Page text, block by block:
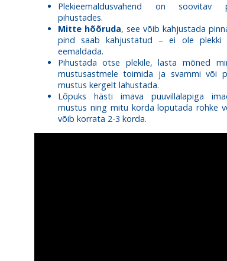
Plekieemaldusvahend on soovitav
pihustades.
Mitte hõõruda, see võib kahjustada
pind saab kahjustatud – ei ole plekki
eemaldada.
Pihustada otse plekile, lasta mõned
mustusastmele toimida ja svammi või
mustus kergelt lahustada.
Lõpuks hästi imava puuvillalapiga
mustus ning mitu korda loputada rohke
võib korrata 2-3 korda.